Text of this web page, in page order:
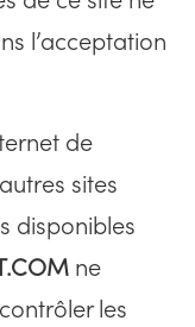
l’acceptation
de
sites
disponibles
ne
les